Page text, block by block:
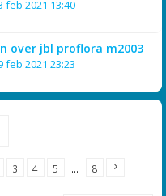
feb 2021 13:40
over jbl proflora m2003
feb 2021 23:23
3 4 5 … 8